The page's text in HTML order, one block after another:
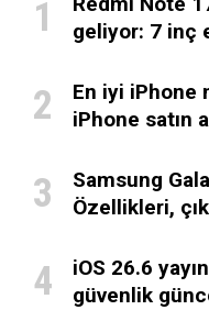
geliyor: 7 inç
En iyi iPhone
iPhone satın
Samsung
Özellikleri,
iOS 26.6
güvenlik